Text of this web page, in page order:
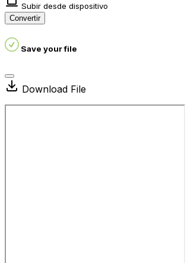
Subir desde dispositivo
Convertir
Save your file
Download File